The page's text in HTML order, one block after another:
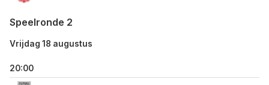
Speelronde 2
Vrijdag 18 augustus
20:00